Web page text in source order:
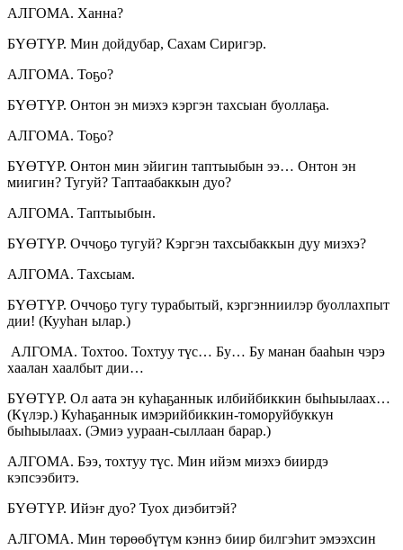
АЛГОМА. Ханна?
БҮӨТҮР. Мин дойдубар, Сахам Сиригэр.
АЛГОМА. Тоҕо?
БҮӨТҮР. Онтон эн миэхэ кэргэн тахсыан буоллаҕа.
АЛГОМА. Тоҕо?
БҮӨТҮР. Онтон мин эйигин таптыыбын ээ… Онтон эн
миигин? Тугуй? Таптаабаккын дуо?
АЛГОМА. Таптыыбын.
БҮӨТҮР. Оччоҕо тугуй? Кэргэн тахсыбаккын дуу миэхэ?
АЛГОМА. Тахсыам.
БҮӨТҮР. Оччоҕо тугу турабытый, кэргэнниилэр буоллахпыт
дии! (Кууһан ылар.)
АЛГОМА. Тохтоо. Тохтуу түс… Бу… Бу манан бааһын чэрэ
хаалан хаалбыт дии…
БҮӨТҮР. Ол аата эн куһаҕаннык илбийбиккин быһыылаах…
(Күлэр.) Куһаҕаннык имэрийбиккин-томоруйбуккун
быһыылаах. (Эмиэ уураан-сыллаан барар.)
АЛГОМА. Бээ, тохтуу түс. Мин ийэм миэхэ биирдэ
кэпсээбитэ.
БҮӨТҮР. Ийэҥ дуо? Туох диэбитэй?
АЛГОМА. Мин төрөөбүтүм кэннэ биир билгэһит эмээхсин